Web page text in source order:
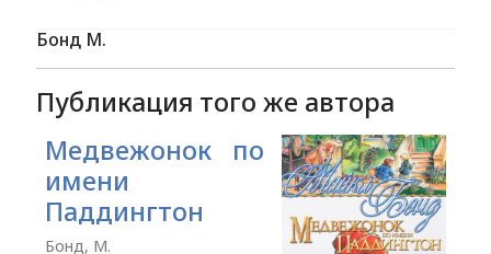
Бонд М.
Публикация того же автора
Медвежонок по
имени
Паддингтон
Бонд, М.